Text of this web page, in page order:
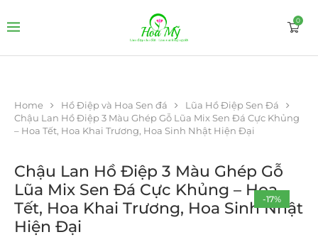
0
Home Hồ Điệp và Hoa Sen đá
Lũa Hồ Điệp Sen Đá
Chậu Lan Hồ Điệp 3 Màu Ghép Gỗ Lũa Mix Sen Đá Cực Khủng
– Hoa Tết, Hoa Khai Trương, Hoa Sinh Nhật Hiện Đại
-17%
Chậu Lan Hồ Điệp 3 Màu Ghép Gỗ
Lũa Mix Sen Đá Cực Khủng – Hoa
Tết, Hoa Khai Trương, Hoa Sinh Nhật
Hiện Đại